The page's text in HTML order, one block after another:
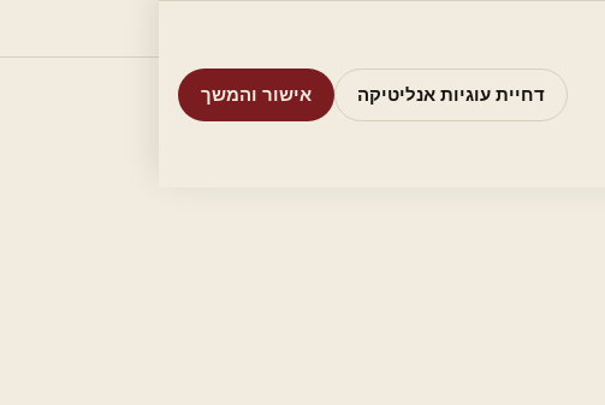
דחיית עוגיות אנליטיקה אישור והמשך